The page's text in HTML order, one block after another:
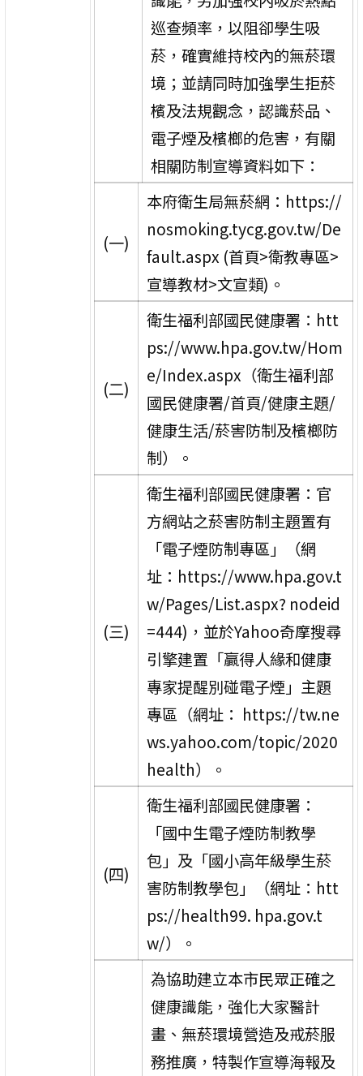
巡查頻率，以阻卻學生吸
菸，確實維持校內的無菸環
境；並請同時加強學生拒菸
檳及法規觀念，認識菸品、
電子煙及檳榔的危害，有關
相關防制宣導資料如下：
(一)
本府衛生局無菸網：https://
nosmoking.tycg.gov.tw/De
fault.aspx (首頁>衛教專區>
宣導教材>文宣類)。
(二)
衛生福利部國民健康署：htt
ps://www.hpa.gov.tw/Hom
e/Index.aspx（衛生福利部
國民健康署/首頁/健康主題/
健康生活/菸害防制及檳榔防
制）。
(三)
衛生福利部國民健康署：官
方網站之菸害防制主題置有
「電子煙防制專區」（網
址：https://www.hpa.gov.t
w/Pages/List.aspx? nodeid
=444)，並於Yahoo奇摩搜尋
引擎建置「贏得人緣和健康
專家提醒別碰電子煙」主題
專區（網址： https://tw.ne
ws.yahoo.com/topic/2020
health）。
(四)
衛生福利部國民健康署：
「國中生電子煙防制教學
包」及「國小高年級學生菸
害防制教學包」（網址：htt
ps://health99. hpa.gov.t
w/）。
為協助建立本市民眾正確之
健康識能，強化大家醫計
畫、無菸環境營造及戒菸服
務推廣，特製作宣導海報及